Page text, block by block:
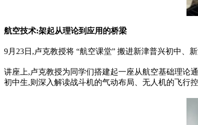
航空技术:架起从理论到应用的桥梁
9月23日,卢克教授将 “航空课堂” 搬进新津普兴初中、新
讲座上,卢克教授为同学们搭建起一座从航空基础理论
初中生,则深入解读战斗机的气动布局、无人机的飞行